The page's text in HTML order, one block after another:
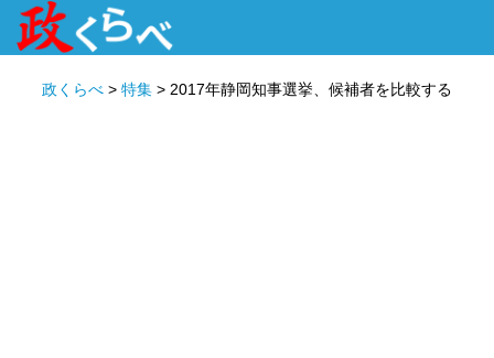
政くらべ > 特集 > 2017年静岡知事選挙、候補者を比較する